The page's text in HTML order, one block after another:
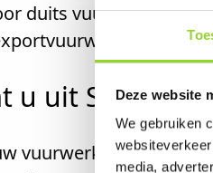
Deze website
We gebruiken
media,
duits vuurwerk.
u uit Sauwerd?
vuurwerk dan bij